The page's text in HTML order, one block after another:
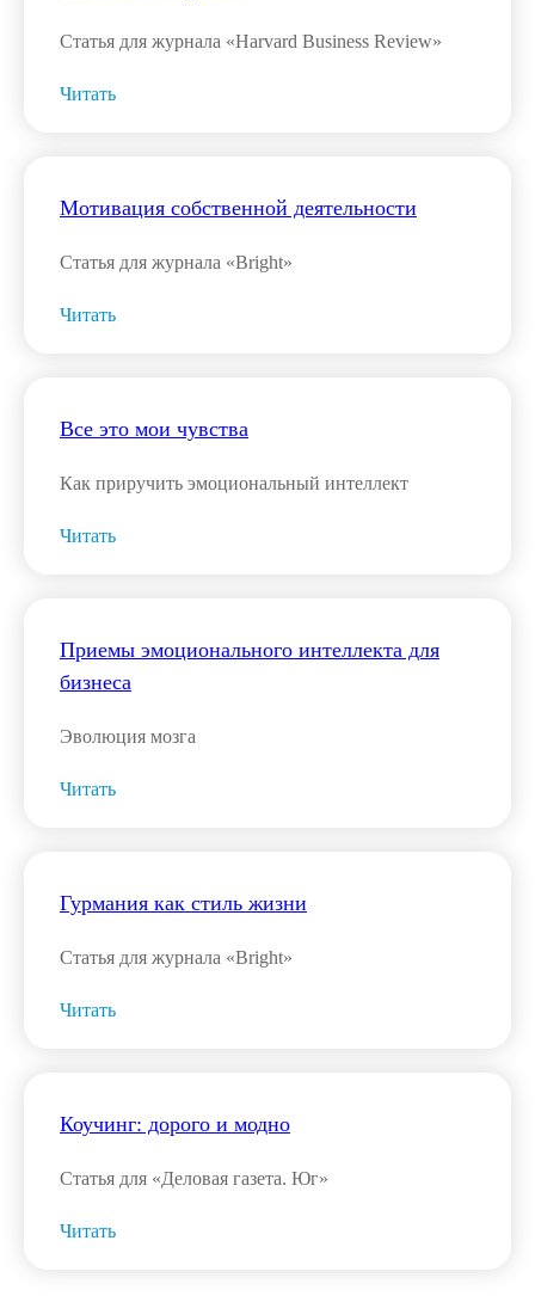
Статья для журнала «Harvard Business Review»
Читать
Мотивация собственной деятельности
Статья для журнала «Bright»
Читать
Все это мои чувства
Как приручить эмоциональный интеллект
Читать
Приемы эмоционального интеллекта для
бизнеса
Эволюция мозга
Читать
Гурмания как стиль жизни
Статья для журнала «Bright»
Читать
Коучинг: дорого и модно
Статья для «Деловая газета. Юг»
Читать